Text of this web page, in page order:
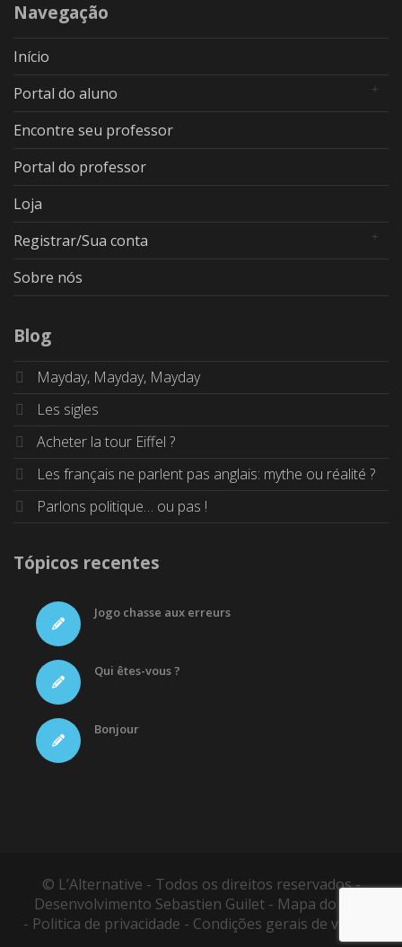
Navegação
Início
Portal do aluno
Encontre seu professor
Portal do professor
Loja
Registrar/Sua conta
Sobre nós
Blog
Mayday, Mayday, Mayday
Les sigles
Acheter la tour Eiffel ?
Les français ne parlent pas anglais: mythe ou réalité ?
Parlons politique… ou pas !
Tópicos recentes
Jogo chasse aux erreurs
Qui êtes-vous ?
Bonjour
© L’Alternative - Todos os direitos reservados -
Desenvolvimento Sebastien Guilet - Mapa do site
- Politica de privacidade - Condições gerais de vendas